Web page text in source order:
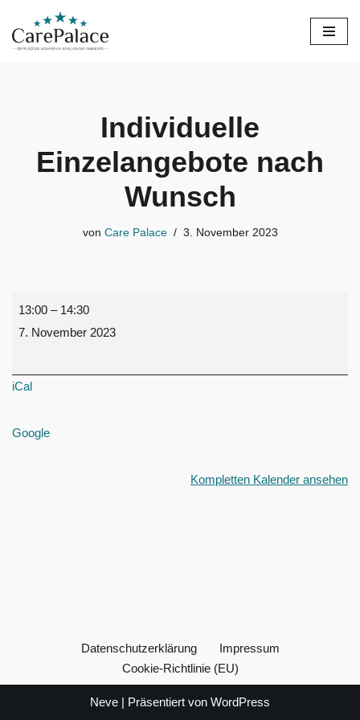
Zum
Individuelle
Einzelangebote nach
Wunsch
von Care Palace 3. November 2023
13:00 – 14:30
7. November 2023
iCal
Google
Kompletten Kalender ansehen
Datenschutzerklärung
Impressum
Cookie-Richtlinie (EU)
Neve | Präsentiert von WordPress